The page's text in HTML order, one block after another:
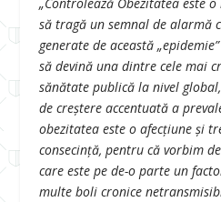
să tragă un semnal de alarmă
generate de această
să devină una dintre cele mai
sănătate publică la nivel
de creștere accentuată a
obezitatea este o afecțiune și
consecință, pentru că vorbim
care este pe de-o parte un
multe boli cronice